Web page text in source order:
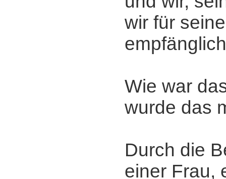
wir für
Wie war
wurde das
Durch die
einer Frau,